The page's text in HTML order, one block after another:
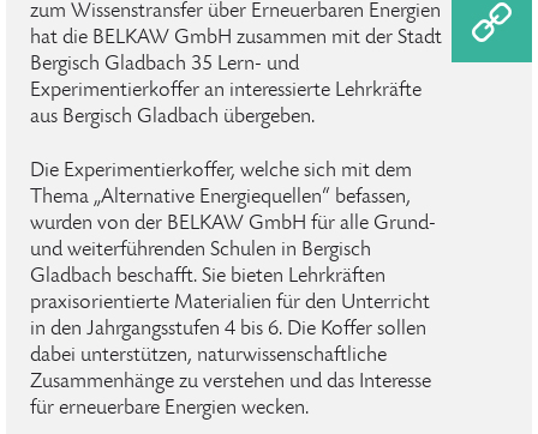
zum Wissenstransfer über Erneuerbaren Energien
hat die BELKAW GmbH zusammen mit der Stadt
Bergisch Gladbach 35 Lern- und
Experimentierkoffer an interessierte Lehrkräfte
aus Bergisch Gladbach übergeben.
Die Experimentierkoffer, welche sich mit dem
Thema „Alternative Energiequellen“ befassen,
wurden von der BELKAW GmbH für alle Grund-
und weiterführenden Schulen in Bergisch
Gladbach beschafft. Sie bieten Lehrkräften
praxisorientierte Materialien für den Unterricht
in den Jahrgangsstufen 4 bis 6. Die Koffer sollen
dabei unterstützen, naturwissenschaftliche
Zusammenhänge zu verstehen und das Interesse
für erneuerbare Energien wecken.